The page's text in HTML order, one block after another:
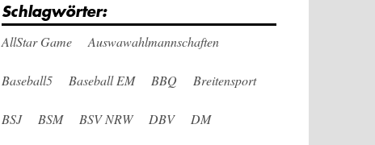
Schlagwörter:
AllStar Game Auswawahlmannschaften
Baseball5 Baseball EM BBQ Breitensport
BSJ BSM BSV NRW DBV DM